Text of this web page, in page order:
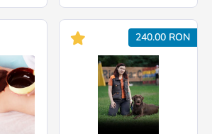
240.00 RON